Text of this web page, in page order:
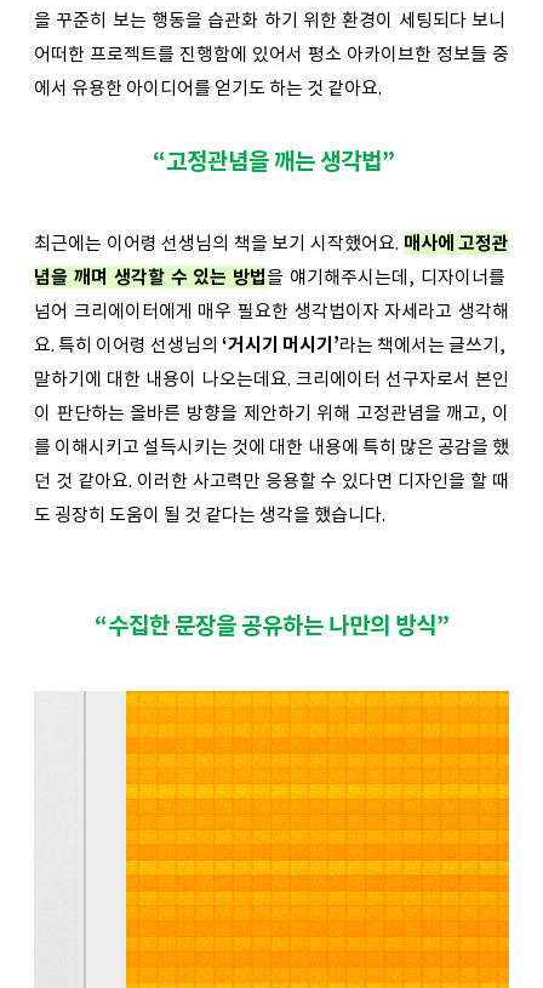
을 꾸준히 보는 행동을 습관화 하기 위한 환경이 세팅되다 보니
어떠한 프로젝트를 진행함에 있어서 평소 아카이브한 정보들 중
에서 유용한 아이디어를 얻기도 하는 것 같아요.
“고정관념을 깨는 생각법”
최근에는 이어령 선생님의 책을 보기 시작했어요. 매사에 고정관
념을 깨며 생각할 수 있는 방법을 얘기해주시는데, 디자이너를
넘어 크리에이터에게 매우 필요한 생각법이자 자세라고 생각해
요. 특히 이어령 선생님의 ‘거시기 머시기’라는 책에서는 글쓰기,
말하기에 대한 내용이 나오는데요. 크리에이터 선구자로서 본인
이 판단하는 올바른 방향을 제안하기 위해 고정관념을 깨고, 이
를 이해시키고 설득시키는 것에 대한 내용에 특히 많은 공감을 했
던 것 같아요. 이러한 사고력만 응용할 수 있다면 디자인을 할 때
도 굉장히 도움이 될 것 같다는 생각을 했습니다.
“수집한 문장을 공유하는 나만의 방식”